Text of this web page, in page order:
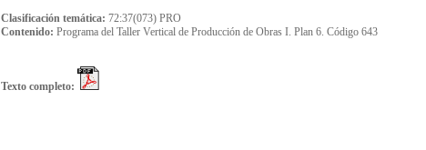
Clasificación temática: 72:37(073) PRO
Contenido: Programa del Taller Vertical de Producción de Obras I. Plan 6. Código 643
Texto completo: